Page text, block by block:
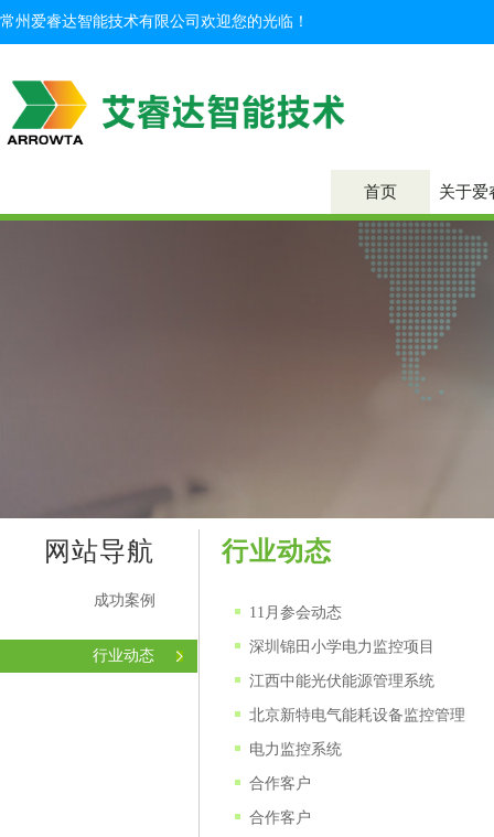
常州爱睿达智能技术有限公司欢迎您的光临！
首页 关于爱
网站导航
成功案例
行业动态
行业动态
11月参会动态
深圳锦田小学电力监控项目
江西中能光伏能源管理系统
北京新特电气能耗设备监控管理
电力监控系统
合作客户
合作客户